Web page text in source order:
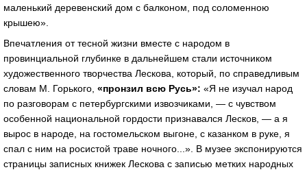
маленький деревенский дом с балконом, под соломенною
крышею».
Впечатления от тесной жизни вместе с народом в
провинциальной глубинке в дальнейшем стали источником
художественного творчества Лескова, который, по справедливым
словам М. Горького, «пронзил всю Русь»: «Я не изучал народ
по разговорам с петербургскими извозчиками, — с чувством
особенной национальной гордости признавался Лесков, — а я
вырос в народе, на гостомельском выгоне, с казанком в руке, я
спал с ним на росистой траве ночного...». В музее экспонируются
страницы записных книжек Лескова с записью метких народных